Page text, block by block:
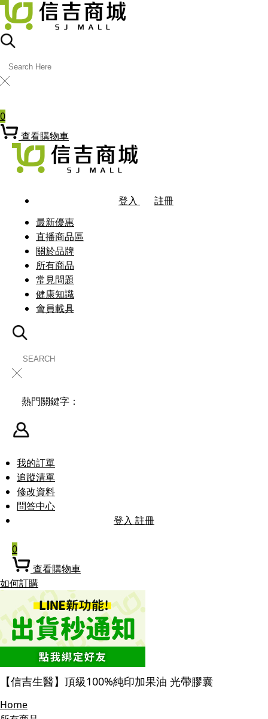
╳
0
查看購物車
登入
註冊
最新優惠
直播商品區
關於品牌
所有商品
常見問題
健康知識
會員載具
╳
熱門關鍵字：
我的訂單
追蹤清單
修改資料
問答中心
登入 註冊
0
查看購物車
如何訂購
【信吉生醫】頂級100%純印加果油 光帶膠囊
Home